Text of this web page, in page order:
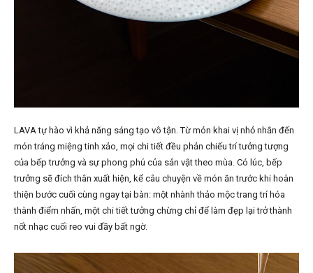
LAVA tự hào vì khả năng sáng tạo vô tận. Từ món khai vị nhỏ nhắn đến
món tráng miệng tinh xảo, mọi chi tiết đều phản chiếu trí tưởng tượng
của bếp trưởng và sự phong phú của sản vật theo mùa. Có lúc, bếp
trưởng sẽ đích thân xuất hiện, kể câu chuyện về món ăn trước khi hoàn
thiện bước cuối cùng ngay tại bàn: một nhành thảo mộc trang trí hóa
thành điểm nhấn, một chi tiết tưởng chừng chỉ để làm đẹp lại trở thành
nốt nhạc cuối reo vui đầy bất ngờ.